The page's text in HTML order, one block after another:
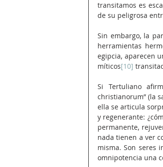
transitamos es
de su peligrosa
Sin embargo, la
herramientas
egipcia, aparecen
míticos[10]
Si Tertuliano
christianorum” (la
ella se articula
y regenerante:
permanente,
nada tienen a ver
misma. Son seres
omnipotencia una